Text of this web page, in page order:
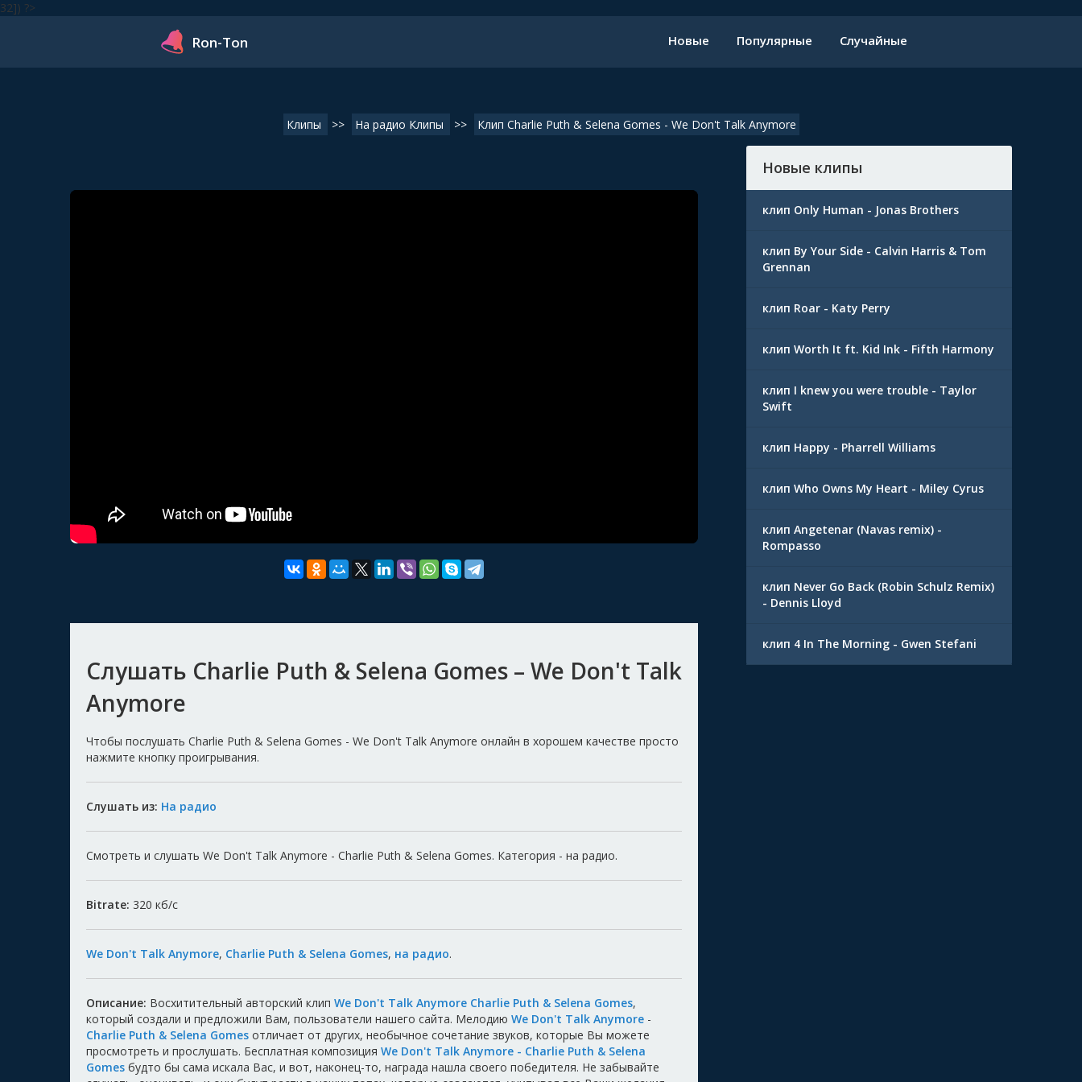
32]) ?>
Ron-Ton Новые Популярные Случайные
Клипы >> На радио Клипы >> Клип Charlie Puth & Selena Gomes - We Don't Talk Anymore
Слушать Charlie Puth & Selena Gomes – We Don't Talk
Anymore
Чтобы послушать Charlie Puth & Selena Gomes - We Don't Talk Anymore онлайн в хорошем качестве просто
нажмите кнопку проигрывания.
Слушать из: На радио
Смотреть и слушать We Don't Talk Anymore - Charlie Puth & Selena Gomes. Категория - на радио.
Bitrate: 320 кб/с
We Don't Talk Anymore, Charlie Puth & Selena Gomes, на радио.
Описание: Восхитительный авторский клип We Don't Talk Anymore Charlie Puth & Selena Gomes,
который создали и предложили Вам, пользователи нашего сайта. Мелодию We Don't Talk Anymore -
Charlie Puth & Selena Gomes отличает от других, необычное сочетание звуков, которые Вы можете
просмотреть и прослушать. Бесплатная композиция We Don't Talk Anymore - Charlie Puth & Selena
Gomes будто бы сама искала Вас, и вот, наконец-то, награда нашла своего победителя. Не забывайте
Новые клипы
клип Only Human - Jonas Brothers
клип By Your Side - Calvin Harris & Tom
Grennan
клип Roar - Katy Perry
клип Worth It ft. Kid Ink - Fifth Harmony
клип I knew you were trouble - Taylor
Swift
клип Happy - Pharrell Williams
клип Who Owns My Heart - Miley Cyrus
клип Angetenar (Navas remix) -
Rompasso
клип Never Go Back (Robin Schulz Remix)
- Dennis Lloyd
клип 4 In The Morning - Gwen Stefani